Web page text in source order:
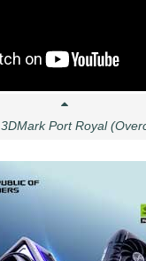
3DMark Port Royal